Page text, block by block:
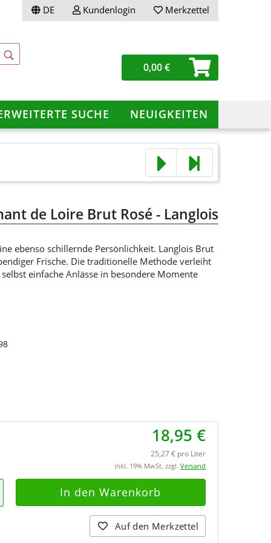
DE Kundenlogin Merkzettel
0,00 €
SUCHE NEUIGKEITEN
de Loire Brut Rosé - Langlois
ebenso schillernde Persönlichkeit. Langlois Brut
Frische. Die traditionelle Methode verleiht
einfache Anlässe in besondere Momente
18,95 €
25,27 € pro Liter
inkl. 19% MwSt. zzgl. Versand
Auf den Merkzettel